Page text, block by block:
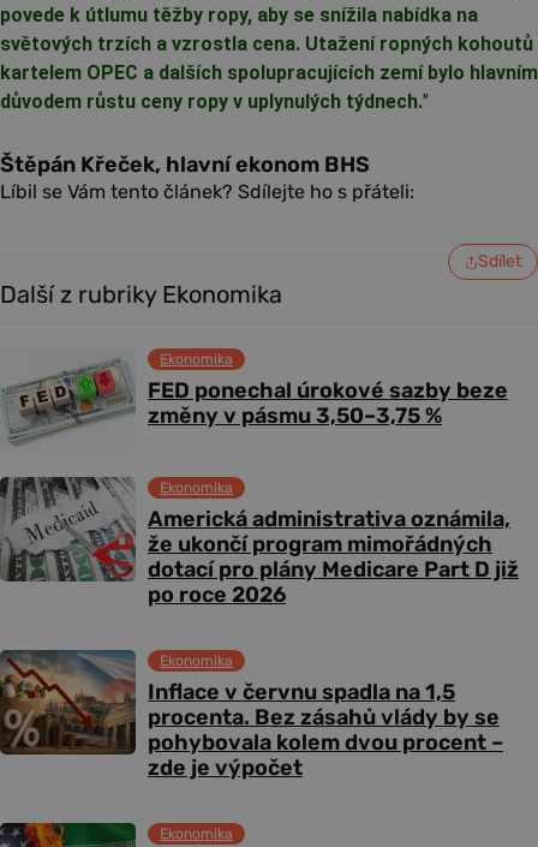
povede k útlumu těžby ropy, aby se snížila nabídka na
světových trzích a vzrostla cena. Utažení ropných kohoutů
kartelem OPEC a dalších spolupracujících zemí bylo hlavním
důvodem růstu ceny ropy v uplynulých týdnech."
Štěpán Křeček, hlavní ekonom BHS
Líbil se Vám tento článek? Sdílejte ho s přáteli:
Sdílet
Další z rubriky Ekonomika
FED ponechal úrokové sazby beze
změny v pásmu 3,50–3,75 %
Ekonomika
Americká administrativa oznámila,
že ukončí program mimořádných
dotací pro plány Medicare Part D již
po roce 2026
Ekonomika
Inflace v červnu spadla na 1,5
procenta. Bez zásahů vlády by se
pohybovala kolem dvou procent –
zde je výpočet
Ekonomika
Ekonomika